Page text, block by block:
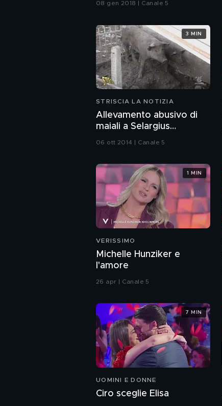
08 gen 2018 | Canale 5
STRISCIA LA NOTIZIA
Allevamento abusivo di
maiali a Selargius
06 ott 2014 | Canale 5
3 MIN
VERISSIMO
Michelle Hunziker e
l'amore
26 apr | Canale 5
1 MIN
UOMINI E DONNE
Ciro sceglie Elisa
7 MIN